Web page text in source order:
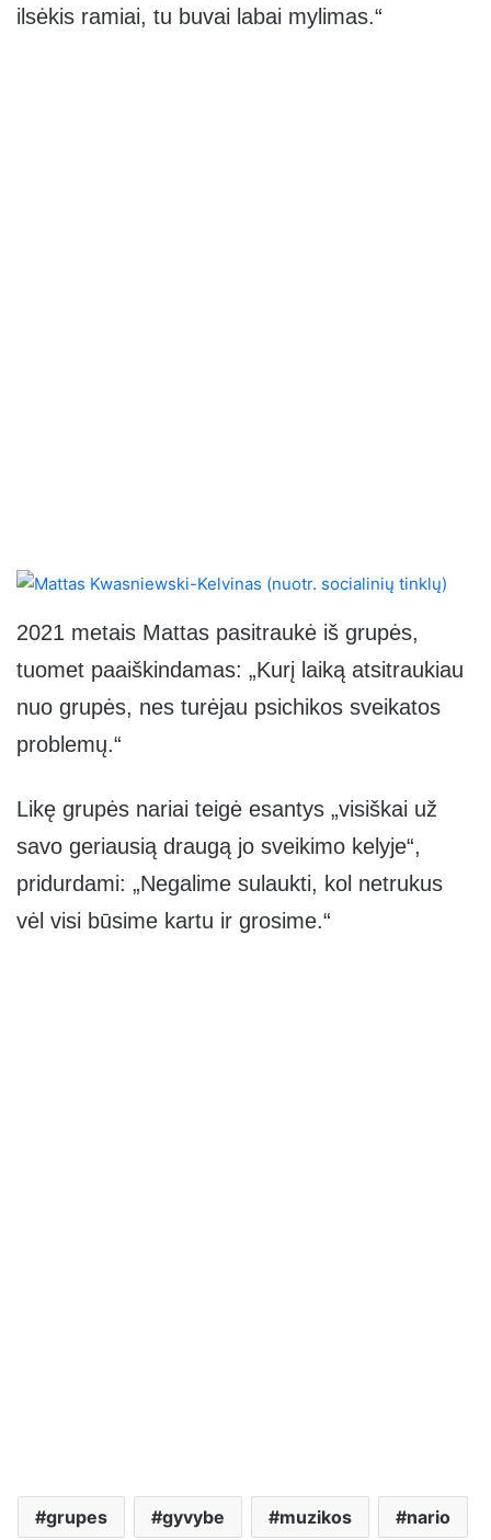
ilsėkis ramiai, tu buvai labai mylimas.“
2021 metais Mattas pasitraukė iš grupės,
tuomet paaiškindamas: „Kurį laiką atsitraukiau
nuo grupės, nes turėjau psichikos sveikatos
problemų.“
Likę grupės nariai teigė esantys „visiškai už
savo geriausią draugą jo sveikimo kelyje“,
pridurdami: „Negalime sulaukti, kol netrukus
vėl visi būsime kartu ir grosime.“
grupes gyvybe muzikos nario